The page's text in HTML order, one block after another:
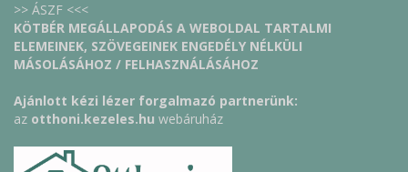
>> ÁSZF <<<
KÖTBÉR MEGÁLLAPODÁS A WEBOLDAL TARTALMI
ELEMEINEK, SZÖVEGEINEK ENGEDÉLY NÉLKÜLI
MÁSOLÁSÁHOZ / FELHASZNÁLÁSÁHOZ
Ajánlott kézi lézer forgalmazó partnerünk:
az otthoni.kezeles.hu webáruház